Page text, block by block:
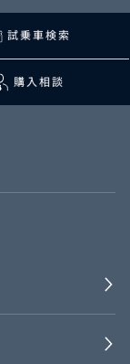
試乗車検索
購入相談